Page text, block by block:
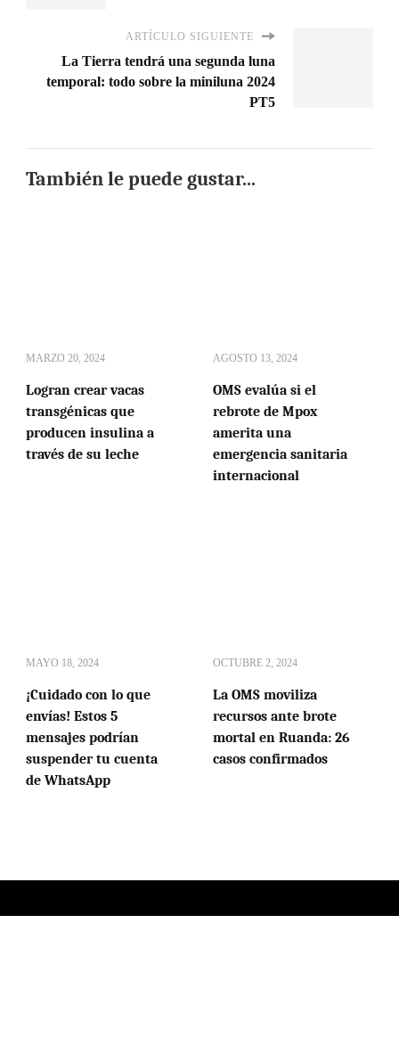
ARTÍCULO SIGUIENTE
La Tierra tendrá una segunda luna
temporal: todo sobre la miniluna 2024
PT5
También le puede gustar...
MARZO 20, 2024
Logran crear vacas
transgénicas que
producen insulina a
través de su leche
AGOSTO 13, 2024
OMS evalúa si el
rebrote de Mpox
amerita una
emergencia sanitaria
internacional
MAYO 18, 2024
¡Cuidado con lo que
envías! Estos 5
mensajes podrían
suspender tu cuenta
de WhatsApp
OCTUBRE 2, 2024
La OMS moviliza
recursos ante brote
mortal en Ruanda: 26
casos confirmados